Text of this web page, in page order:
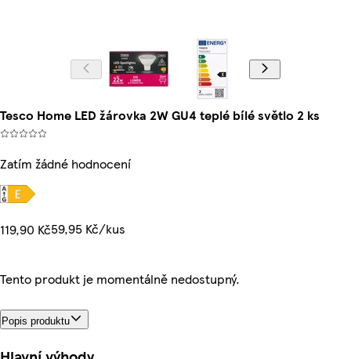
Tesco Home LED žárovka 2W GU4 teplé bílé světlo 2 ks
Zatím žádné hodnocení
119,90 Kč59,95 Kč/kus
Tento produkt je momentálně nedostupný.
Popis produktu